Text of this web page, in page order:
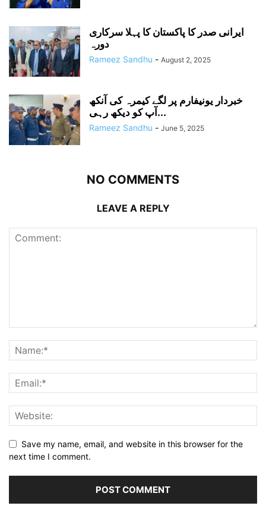
ایرانی صدر کا پاکستان کا پہلا سرکاری
دورہ
Rameez Sandhu - August 2, 2025
خبردار یونیفارم پر لگے کیمرہ کی آنکھ
آپ کو دیکھ رہی...
Rameez Sandhu - June 5, 2025
NO COMMENTS
LEAVE A REPLY
Save my name, email, and website in this browser for the
next time I comment.